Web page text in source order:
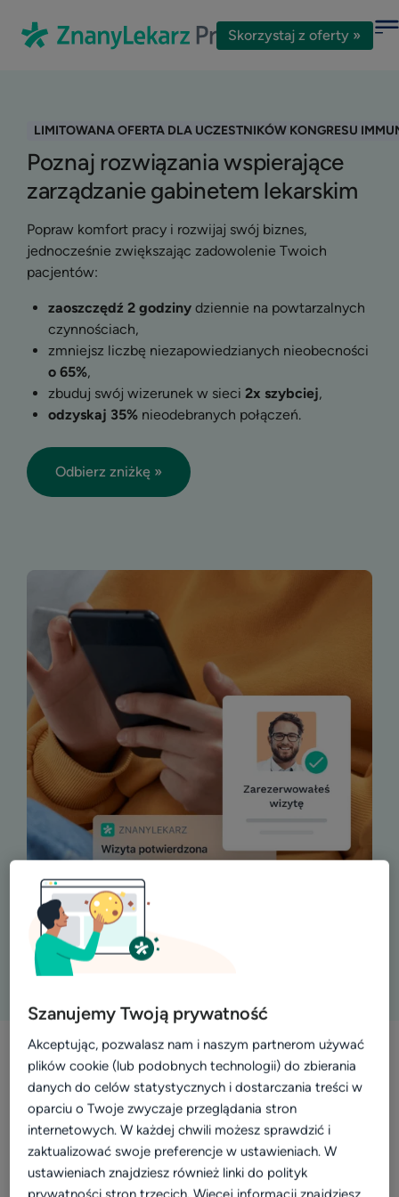
Skorzystaj z oferty »
LIMITOWANA OFERTA DLA UCZESTNIKÓW KONGRESU
Poznaj rozwiązania wspierające
zarządzanie gabinetem lekarskim
Popraw komfort pracy i rozwijaj swój biznes,
jednocześnie zwiększając zadowolenie Twoich
pacjentów:
zaoszczędź 2 godziny dziennie na powtarzalnych
czynnościach,
zmniejsz liczbę niezapowiedzianych nieobecności
o 65%,
zbuduj swój wizerunek w sieci 2x szybciej,
odzyskaj 35% nieodebranych połączeń.
Odbierz zniżkę »
ponad
90%
osób
szuka
informacji
o lekarzu
Szanujemy Twoją prywatność
Akceptując, pozwalasz nam i naszym partnerom używać
plików cookie (lub podobnych technologii) do zbierania
danych do celów statystycznych i dostarczania treści w
oparciu o Twoje zwyczaje przeglądania stron
internetowych. W każdej chwili możesz sprawdzić i
zaktualizować swoje preferencje w ustawieniach. W
ustawieniach znajdziesz również linki do polityk